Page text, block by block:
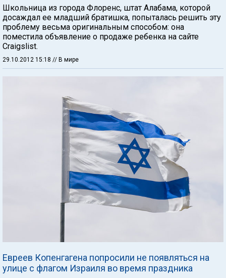
Школьница из города Флоренс, штат Алабама, которой
досаждал ее младший братишка, попыталась решить эту
проблему весьма оригинальным способом: она
поместила объявление о продаже ребенка на сайте
Craigslist.
29.10.2012 15:18 // В мире
Евреев Копенгагена попросили не появляться на
улице с флагом Израиля во время праздника